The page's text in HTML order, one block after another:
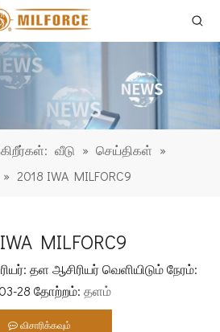
வீடு » செய்திகள் »
» 2018 IWA MILFORC9
MILFORC9
தள ஆசிரியர் வெளியிடும் நேரம்:
28 தோற்றம்: தளம்
விசாரிக்கவும்